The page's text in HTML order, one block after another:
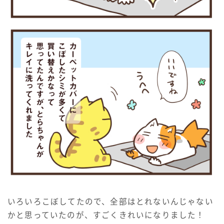
いろいろこぼしてたので、全部はとれないんじゃない
かと思っていたのが、すごくきれいになりました！